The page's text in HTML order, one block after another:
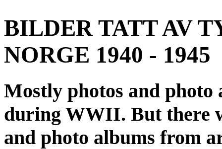
BILDER TATT AV
NORGE 1940 - 1945
Mostly photos and
during WWII. But there
and photo albums from